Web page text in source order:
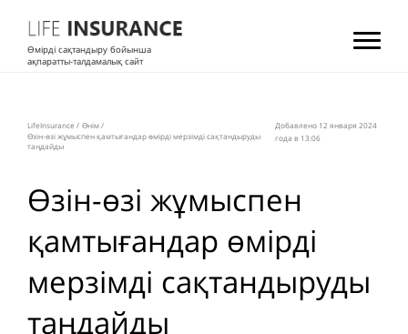
Өмірді сақтандыру бойынша
ақпаратты-талдамалық сайт
LifeInsurance / Өнім/
Өзін-өзі жұмыспен қамтығандар өмірді мерзімді сақтандыруды
таңдайды
Добавлено 12 января 2024
года в 13:06
Өзін-өзі жұмыспен
қамтығандар өмірді
мерзімді сақтандыруды
таңдайды